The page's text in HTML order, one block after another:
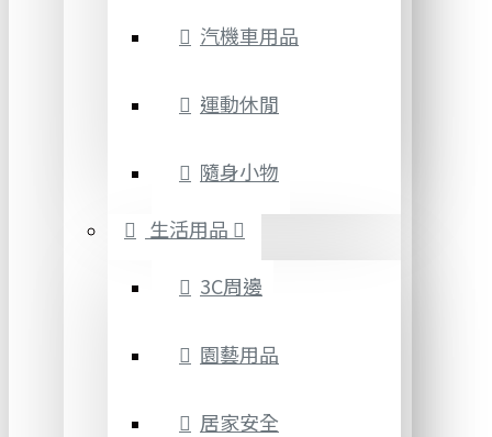
汽機車用品
運動休閒
隨身小物
生活用品
3C周邊
園藝用品
居家安全